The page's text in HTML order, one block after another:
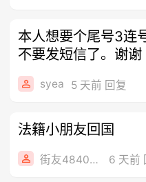
本人想要个尾号3连
不要发短信了。谢谢
syea 5 天前 回复
法籍小朋友回国
街友48402949 6 天前